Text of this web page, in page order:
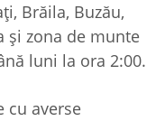
Brăila, Buzău,
şi zona de munte
luni la ora 2:00.
cu averse